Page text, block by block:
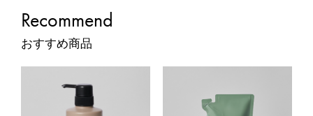
Recommend
おすすめ商品